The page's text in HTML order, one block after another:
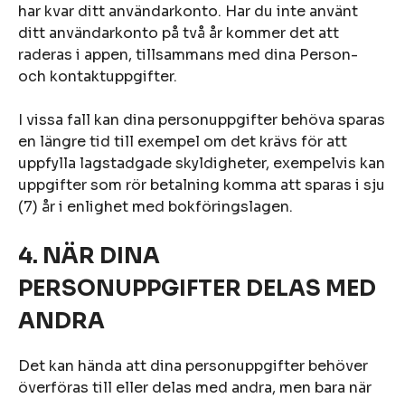
har kvar ditt användarkonto. Har du inte använt
ditt användarkonto på två år kommer det att
raderas i appen, tillsammans med dina Person-
och kontaktuppgifter.
I vissa fall kan dina personuppgifter behöva sparas
en längre tid till exempel om det krävs för att
uppfylla lagstadgade skyldigheter, exempelvis kan
uppgifter som rör betalning komma att sparas i sju
(7) år i enlighet med bokföringslagen.
4. NÄR DINA
PERSONUPPGIFTER DELAS MED
ANDRA
Det kan hända att dina personuppgifter behöver
överföras till eller delas med andra, men bara när